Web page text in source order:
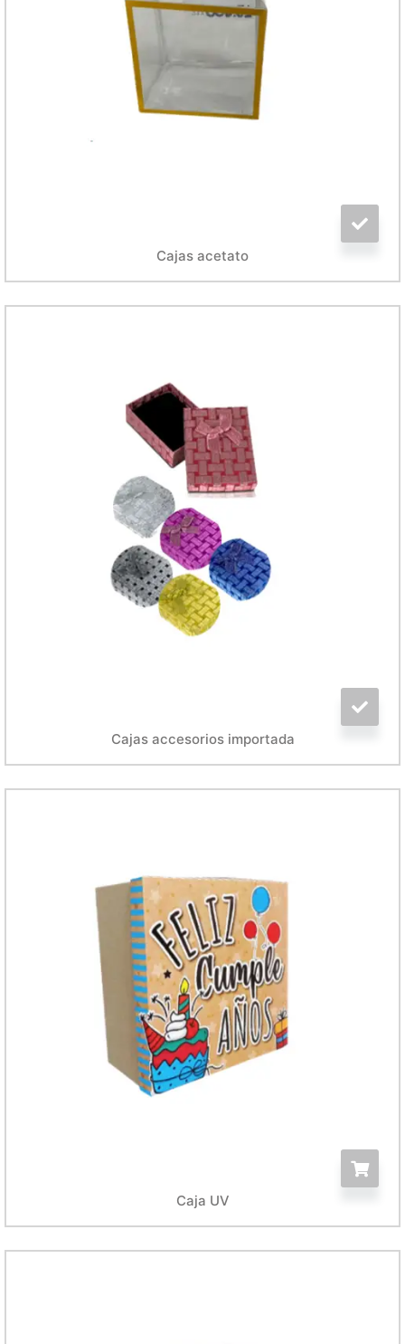
Cajas acetato
Cajas accesorios importada
Caja UV